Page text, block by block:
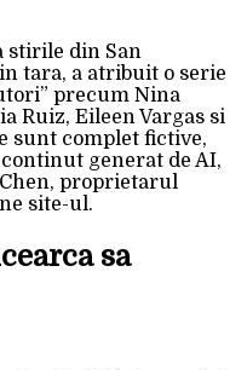
stirile din San
tara, a atribuit o serie
precum Nina
Ruiz, Eileen Vargas si
sunt complet fictive,
generat de AI,
proprietarul
site-ul.
sa